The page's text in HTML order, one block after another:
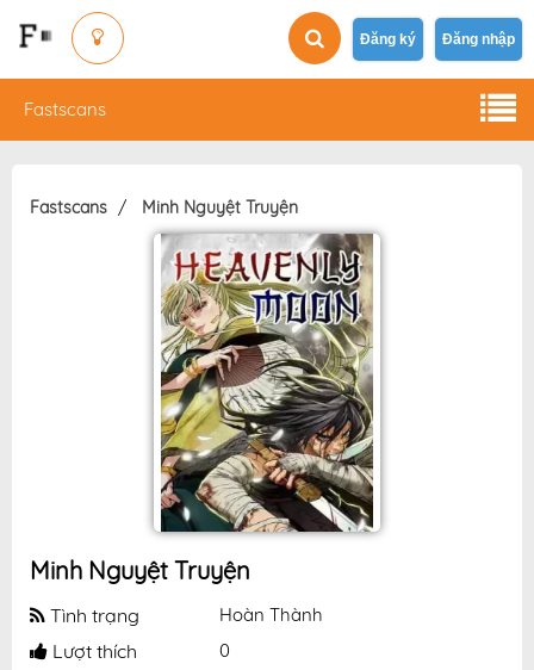
Đăng ký Đăng nhập
Fastscans
Fastscans Minh Nguyệt Truyện
Minh Nguyệt Truyện
Tình trạng Hoàn Thành
Lượt thích 0